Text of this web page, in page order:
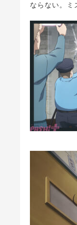
ならない。